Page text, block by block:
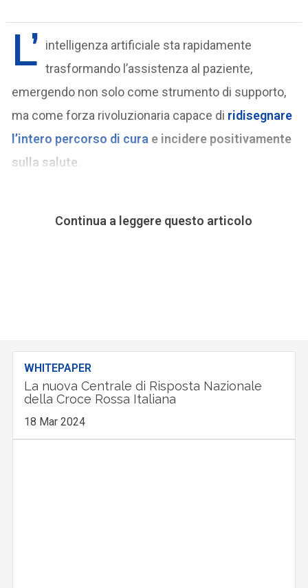
L’ intelligenza artificiale sta rapidamente
trasformando l’assistenza al paziente,
emergendo non solo come strumento di supporto,
ma come forza rivoluzionaria capace di ridisegnare
l’intero percorso di cura e incidere positivamente
sulla salute
Continua a leggere questo articolo
WHITEPAPER
La nuova Centrale di Risposta Nazionale
della Croce Rossa Italiana
18 Mar 2024